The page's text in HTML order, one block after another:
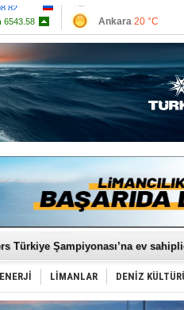
6543.58
54.9691
Ankara 20 °C
Antalya24 °C
Muğla 23 °C
Çanakkale 23 °C
açılan gizemli ada!
Türkiye Şampiyonası’na ev
4 yeni tanker daha
oldu!
maliyetler katlandı
için yurt dışı harcı için
ENERJİ LİMANLAR DENİZ